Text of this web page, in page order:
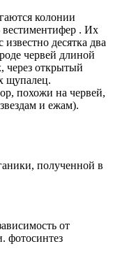
колонии
. Их
десятка два
червей длиной
через открытый
щупалец.
похожи на червей,
и ежам).
полученной в
от
фотосинтез